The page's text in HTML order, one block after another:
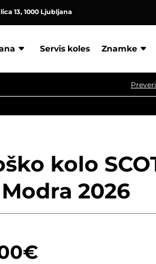
13, 1000 Ljubljana
Servis koles Znamke
kolo
2026
€